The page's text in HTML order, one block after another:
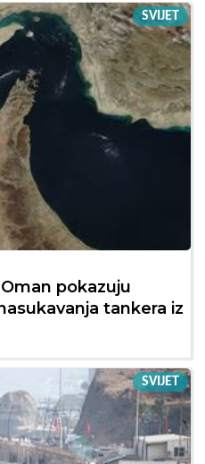
SVIJET
pokazuju
tankera iz
SVIJET